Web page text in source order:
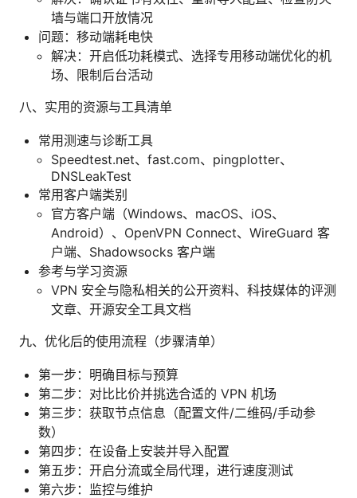
墙与端口开放情况
问题：移动端耗电快
解决：开启低功耗模式、选择专用移动端优化的机
场、限制后台活动
八、实用的资源与工具清单
常用测速与诊断工具
Speedtest.net、fast.com、pingplotter、
DNSLeakTest
常用客户端类别
官方客户端（Windows、macOS、iOS、
Android）、OpenVPN Connect、WireGuard 客
户端、Shadowsocks 客户端
参考与学习资源
VPN 安全与隐私相关的公开资料、科技媒体的评测
文章、开源安全工具文档
九、优化后的使用流程（步骤清单）
第一步：明确目标与预算
第二步：对比比价并挑选合适的 VPN 机场
第三步：获取节点信息（配置文件/二维码/手动参
数）
第四步：在设备上安装并导入配置
第五步：开启分流或全局代理，进行速度测试
第六步：监控与维护